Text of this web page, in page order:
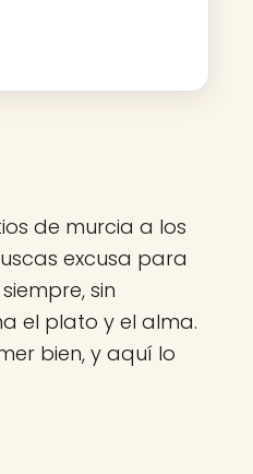
de murcia a los
excusa para
sin
el plato y el alma.
bien, y aquí lo